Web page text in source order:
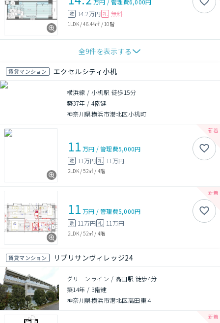
敷 14.2万円 礼 無料
1LDK/46.44㎡ / 10階
全9件を表示する
賃貸マンション エクセルシティ小机
横浜線 / 小机駅 徒歩15分
築37年 /4階建
神奈川県横浜市港北区小机町
11 万円 /管理費5,000円
敷 11万円 礼 11万円
2LDK/52㎡ / 4階
11 万円 /管理費5,000円
敷 11万円 礼 11万円
2LDK/52㎡ / 4階
賃貸マンション リブリサンヴィレッジ24
グリーンライン / 高田駅 徒歩4分
築14年 / 3階建
神奈川県横浜市港北区高田東４